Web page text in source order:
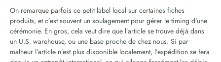
On remarque parfois ce petit label local sur certaines fiches
produits, et c’est souvent un soulagement pour gérer le timing d’une
cérémonie. En gros, cela veut dire que l’article se trouve déjà dans
un U.S. warehouse, ou une base proche de chez nous. Si par
malheur l’article n’est plus disponible localement, l’expédition se fera